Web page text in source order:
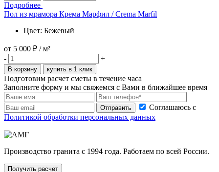
Подробнее
Пол из мрамора Крема Марфил / Crema Marfil
Цвет: Бежевый
от 5 000 ₽ / м²
-
+
В корзину купить в 1 клик
Подготовим расчет сметы в течение часа
Заполните форму и мы свяжемся с Вами в ближайшее время
Отправить
Соглашаюсь с
Политикой обработки персональных данных
Производство гранита с 1994 года. Работаем по всей России.
Получить расчет